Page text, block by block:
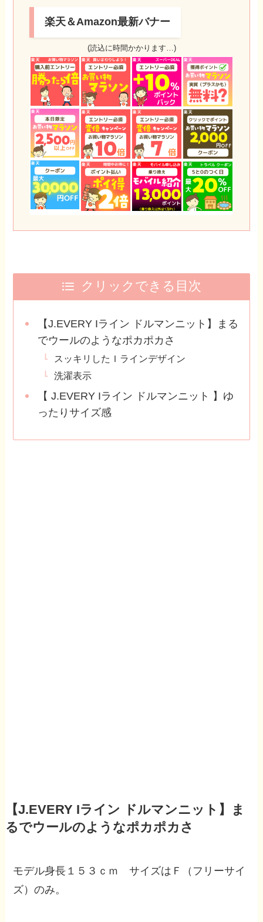
楽天＆Amazon最新バナー
(読込に時間かかります…)
クリックできる目次
【J.EVERY Iライン ドルマンニット】まる
でウールのようなポカポカさ
スッキリしたＩラインデザイン
洗濯表示
【 J.EVERY Iライン ドルマンニット 】ゆ
ったりサイズ感
【J.EVERY Iライン ドルマンニット】ま
るでウールのようなポカポカさ
モデル身長１５３ｃｍ サイズはＦ（フリーサイ
ズ）のみ。